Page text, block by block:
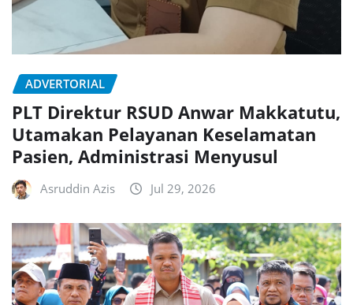
ADVERTORIAL
PLT Direktur RSUD Anwar Makkatutu,
Utamakan Pelayanan Keselamatan
Pasien, Administrasi Menyusul
Asruddin Azis Jul 29, 2026